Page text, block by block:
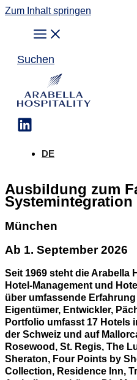
Zum Inhalt springen
Suchen
DE
Ausbildung zum
Systemintegration
München
Ab 1. September 2026
Seit 1969 steht die Arabella
Hotel-Management und
über umfassende
Eigentümer, Entwickler,
Portfolio umfasst 17 Hotels
der Schweiz und auf
Rosewood, St. Regis, The
Sheraton, Four Points by
Collection, Residence Inn,